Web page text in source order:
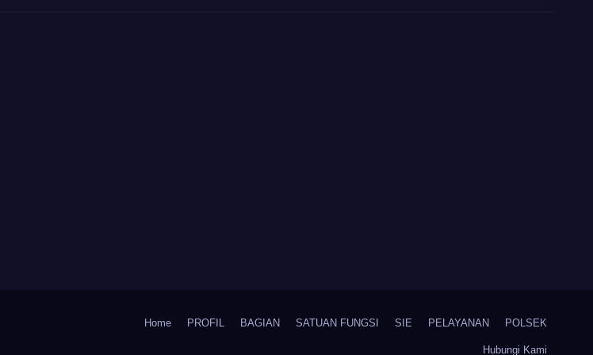
Home PROFIL BAGIAN SATUAN FUNGSI SIE PELAYANAN POLSEK
Hubungi Kami